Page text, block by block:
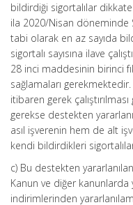
bildirdiği sigortalılar
ila 2020/Nisan döneminde
tabi olarak en az sayıda
sigortalı sayısına ilave
28 inci maddesinin birinci
sağlamaları
itibaren gerek
gerekse destekten
asıl işverenin hem de alt
kendi bildirdikleri
c) Bu destekten
Kanun ve diğer
indirimlerinden